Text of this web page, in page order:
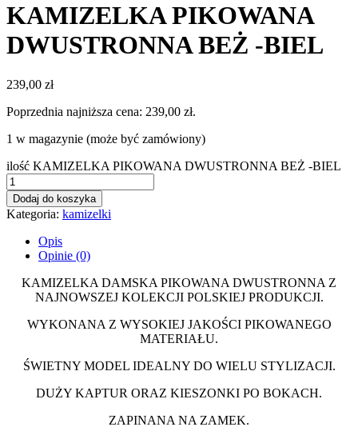
KAMIZELKA PIKOWANA
DWUSTRONNA BEŻ -BIEL
239,00 zł
Poprzednia najniższa cena: 239,00 zł.
1 w magazynie (może być zamówiony)
ilość KAMIZELKA PIKOWANA DWUSTRONNA BEŻ -BIEL
Dodaj do koszyka
Kategoria: kamizelki
Opis
Opinie (0)
KAMIZELKA DAMSKA PIKOWANA DWUSTRONNA Z
NAJNOWSZEJ KOLEKCJI POLSKIEJ PRODUKCJI.
WYKONANA Z WYSOKIEJ JAKOŚCI PIKOWANEGO
MATERIAŁU.
ŚWIETNY MODEL IDEALNY DO WIELU STYLIZACJI.
DUŻY KAPTUR ORAZ KIESZONKI PO BOKACH.
ZAPINANA NA ZAMEK.